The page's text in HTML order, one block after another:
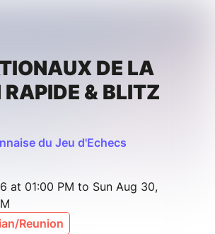
DE LA
RAPIDE & BLITZ
du Jeu d'Echecs
at 01:00 PM to Sun Aug 30,
Reunion